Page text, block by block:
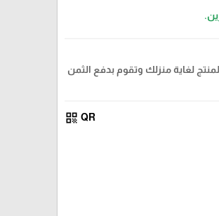
لغاية منزلك وتقوم بدفع الثمن
QR
qr_code